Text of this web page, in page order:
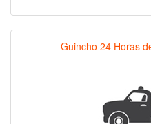
Guincho 24 Horas